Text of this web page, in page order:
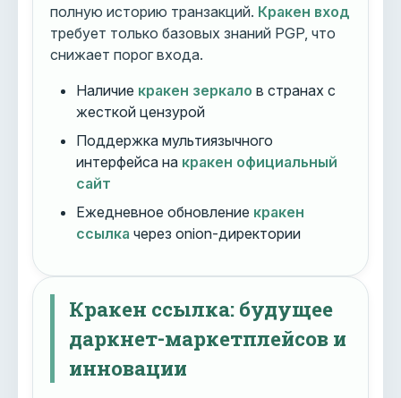
полную историю транзакций. Кракен вход
требует только базовых знаний PGP, что
снижает порог входа.
Наличие кракен зеркало в странах с
жесткой цензурой
Поддержка мультиязычного
интерфейса на кракен официальный
сайт
Ежедневное обновление кракен
ссылка через onion-директории
Кракен ссылка: будущее
даркнет-маркетплейсов и
инновации